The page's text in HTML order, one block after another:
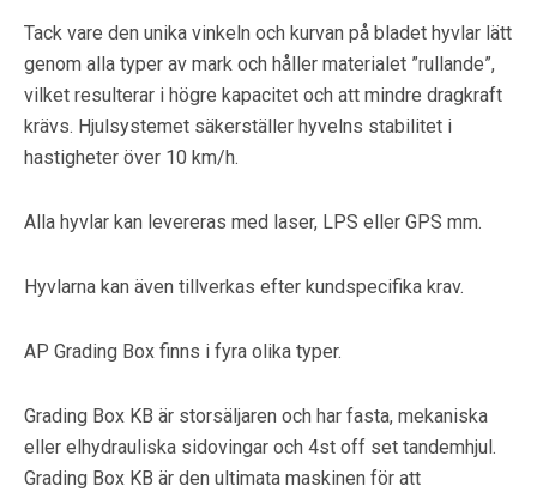
Tack vare den unika vinkeln och kurvan på bladet hyvlar lätt
genom alla typer av mark och håller materialet ”rullande”,
vilket resulterar i högre kapacitet och att mindre dragkraft
krävs. Hjulsystemet säkerställer hyvelns stabilitet i
hastigheter över 10 km/h.
Alla hyvlar kan levereras med laser, LPS eller GPS mm.
Hyvlarna kan även tillverkas efter kundspecifika krav.
AP Grading Box finns i fyra olika typer.
Grading Box KB är storsäljaren och har fasta, mekaniska
eller elhydrauliska sidovingar och 4st off set tandemhjul.
Grading Box KB är den ultimata maskinen för att